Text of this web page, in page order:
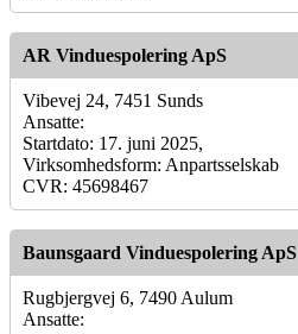
AR Vinduespolering ApS
Vibevej 24, 7451 Sunds
Ansatte:
Startdato: 17. juni 2025,
Virksomhedsform: Anpartsselskab
CVR: 45698467
Baunsgaard Vinduespolering ApS
Rugbjergvej 6, 7490 Aulum
Ansatte: